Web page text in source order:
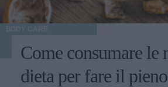
Come consumare le
dieta per fare il